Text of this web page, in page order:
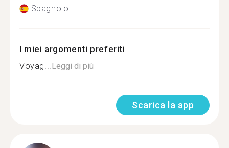
Spagnolo
I miei argomenti preferiti
Voyag...Leggi di più
Scarica la app